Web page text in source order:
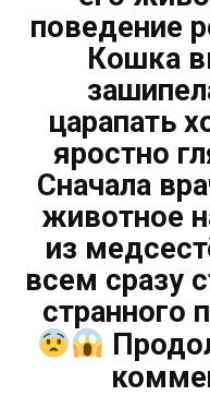
поведение
Кошка
царапать
яростно
Сначала
животное
из
всем сразу
странного